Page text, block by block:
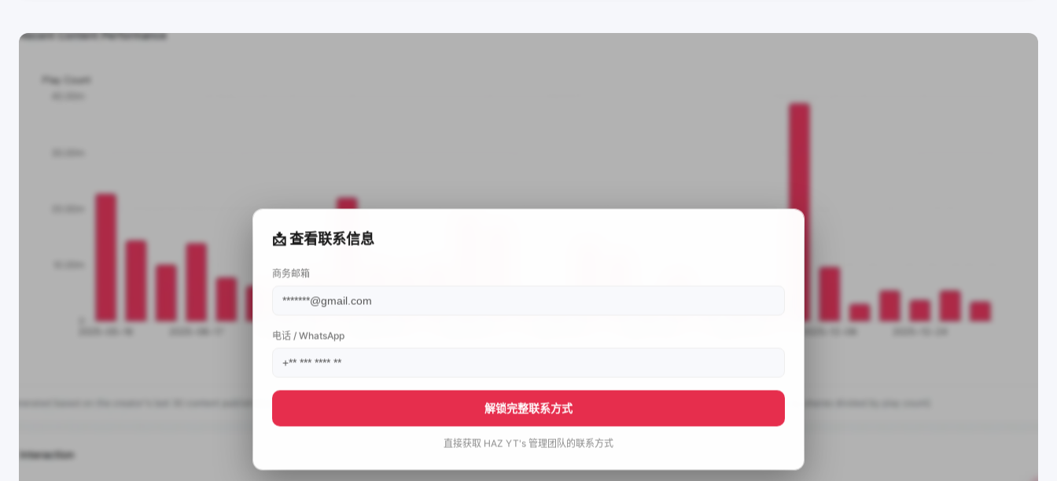
📩 查看联系信息
商务邮箱
电话 / WhatsApp
解锁完整联系方式
直接获取 HAZ YT's 管理团队的联系方式